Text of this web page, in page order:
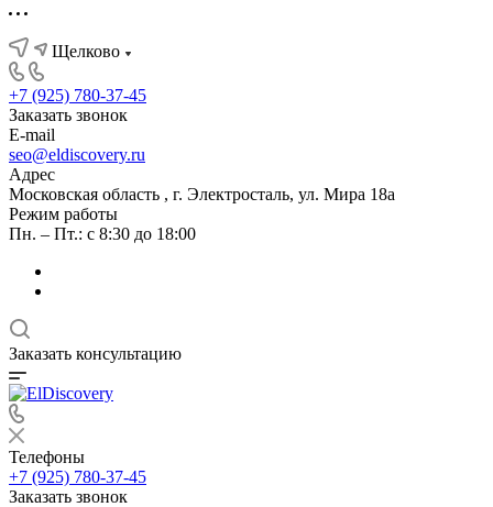
Щелково
+7 (925) 780-37-45
Заказать звонок
E-mail
seo@eldiscovery.ru
Адрес
Московская область , г. Электросталь, ул. Мира 18а
Режим работы
Пн. – Пт.: с 8:30 до 18:00
Заказать консультацию
Телефоны
+7 (925) 780-37-45
Заказать звонок